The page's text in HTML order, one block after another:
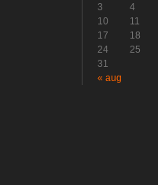
3
4
10
11
17
18
24
25
31
« aug